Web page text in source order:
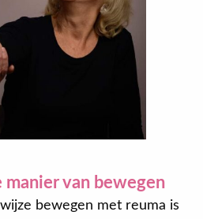
van bewegen
bewegen met reuma is